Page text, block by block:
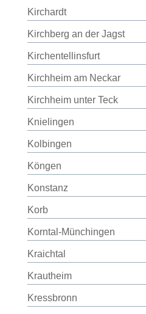
Kirchardt
Kirchberg an der Jagst
Kirchentellinsfurt
Kirchheim am Neckar
Kirchheim unter Teck
Knielingen
Kolbingen
Köngen
Konstanz
Korb
Korntal-Münchingen
Kraichtal
Krautheim
Kressbronn